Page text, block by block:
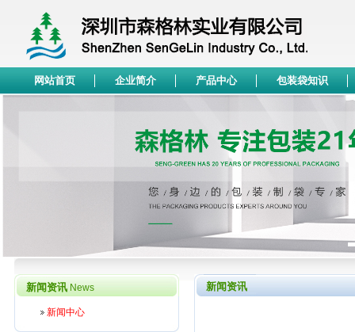
网站首页 企业简介 产品中心 包装袋知识
新闻资讯 News
新闻中心
新闻资讯